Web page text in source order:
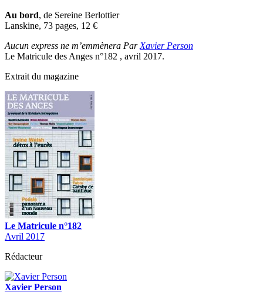
Au bord, de Sereine Berlottier
Lanskine, 73 pages, 12 €
Aucun express ne m’emmènera ParXavier Person
Le Matricule des Anges n°182 , avril 2017.
Extrait du magazine
Le Matricule n°182
Avril 2017
Rédacteur
Xavier Person